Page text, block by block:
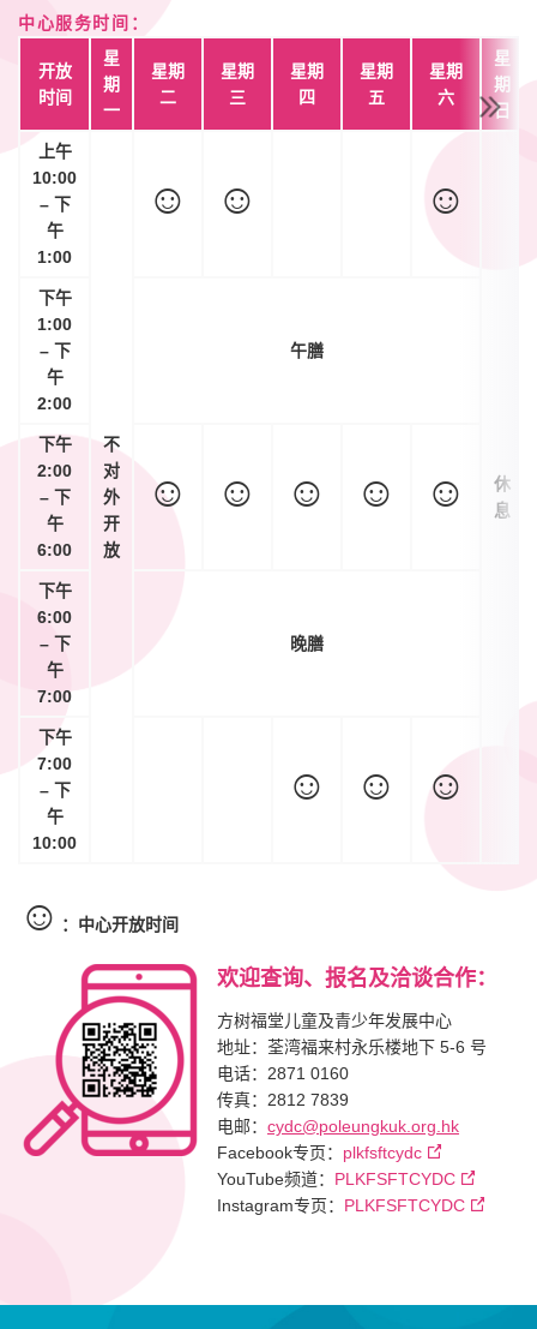
中心服务时间：
开放
时间
星
期
一
星期
二
星期
三
星期
四
星期
五
星期
六
星
期
日
上午
10:00
– 下
午
1:00
不
对
外
开
放
☺ ☺ ☺
休
息
下午
1:00
– 下
午
2:00
午膳
下午
2:00
– 下
午
6:00
☺ ☺ ☺ ☺ ☺
下午
6:00
– 下
午
7:00
晚膳
下午
7:00
– 下
午
10:00
☺ ☺ ☺
☺ ：中心开放时间
欢迎查询、报名及洽谈合作：
方树福堂儿童及青少年发展中心
地址：荃湾福来村永乐楼地下 5-6 号
电话：2871 0160
传真：2812 7839
电邮： cydc@poleungkuk.org.hk
Facebook专页： plkfsftcydc
YouTube频道： PLKFSFTCYDC
Instagram专页： PLKFSFTCYDC